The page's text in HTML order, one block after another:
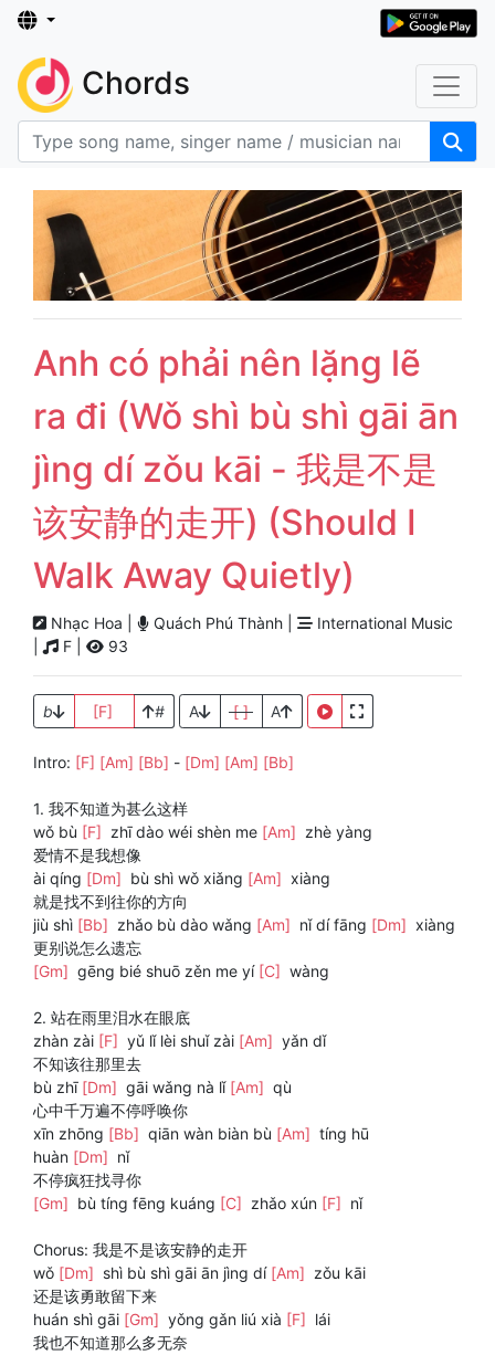
Chords
Anh có phải nên lặng lẽ
ra đi (Wǒ shì bù shì gāi ān
jìng dí zǒu kāi - 我是不是
该安静的走开) (Should I
Walk Away Quietly)
Nhạc Hoa | Quách Phú Thành |
International Music
F | 93
b [F] # A [ ] A
Intro: [F] [Am] [Bb] - [Dm] [Am] [Bb]
1. 我不知道为甚么这样
wǒ bù [F] zhī dào wéi shèn me [Am] zhè yàng
爱情不是我想像
ài qíng [Dm] bù shì wǒ xiǎng [Am] xiàng
就是找不到往你的方向
jiù shì [Bb] zhǎo bù dào wǎng [Am] nǐ dí fāng [Dm] xiàng
更别说怎么遗忘
[Gm] gēng bié shuō zěn me yí [C] wàng
2. 站在雨里泪水在眼底
zhàn zài [F] yǔ lǐ lèi shuǐ zài [Am] yǎn dǐ
不知该往那里去
bù zhī [Dm] gāi wǎng nà lǐ [Am] qù
心中千万遍不停呼唤你
xīn zhōng [Bb] qiān wàn biàn bù [Am] tíng hū
huàn [Dm] nǐ
不停疯狂找寻你
[Gm] bù tíng fēng kuáng [C] zhǎo xún [F] nǐ
Chorus: 我是不是该安静的走开
wǒ [Dm] shì bù shì gāi ān jìng dí [Am] zǒu kāi
还是该勇敢留下来
huán shì gāi [Gm] yǒng gǎn liú xià [F] lái
我也不知道那么多无奈